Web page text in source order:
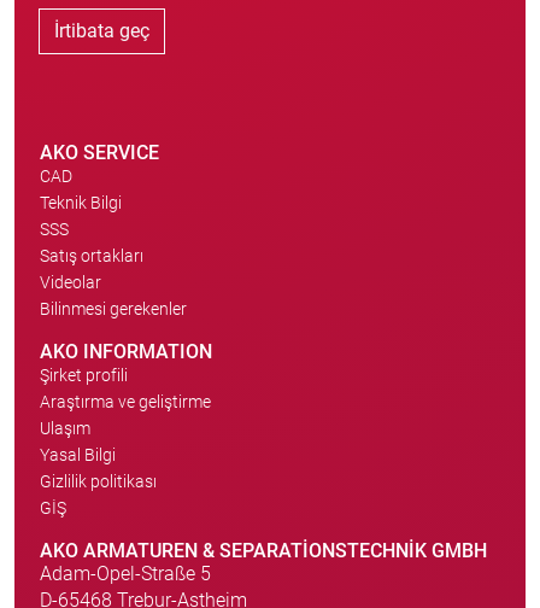
İrtibata geç
AKO SERVICE
CAD
Teknik Bilgi
SSS
Satış ortakları
Videolar
Bilinmesi gerekenler
AKO INFORMATION
Şirket profili
Araştırma ve geliştirme
Ulaşım
Yasal Bilgi
Gizlilik politikası
GİŞ
AKO ARMATUREN & SEPARATIONSTECHNIK GMBH
Adam-Opel-Straße 5
D-65468 Trebur-Astheim